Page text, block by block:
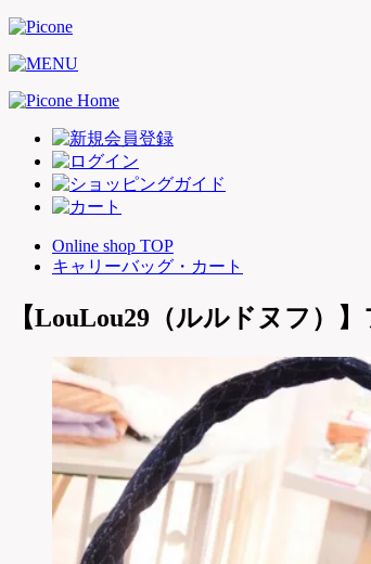
Online shop TOP
キャリーバッグ・カート
【LouLou29（ルルドヌフ）